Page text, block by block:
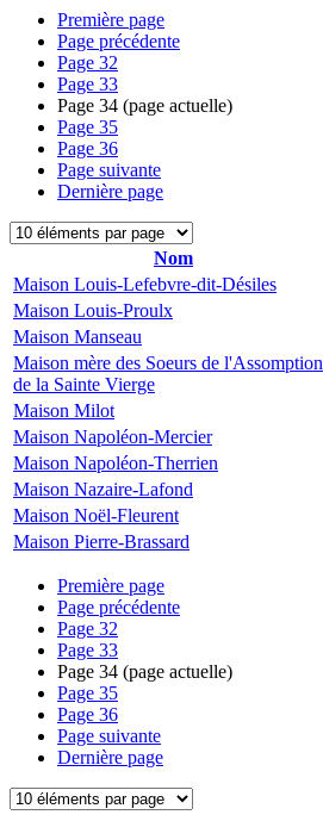
Première page
Page précédente
Page 32
Page 33
Page 34 (page actuelle)
Page 35
Page 36
Page suivante
Dernière page
Nom
Maison Louis-Lefebvre-dit-Désiles
Maison Louis-Proulx
Maison Manseau
Maison mère des Soeurs de l'Assomption
de la Sainte Vierge
Maison Milot
Maison Napoléon-Mercier
Maison Napoléon-Therrien
Maison Nazaire-Lafond
Maison Noël-Fleurent
Maison Pierre-Brassard
Première page
Page précédente
Page 32
Page 33
Page 34 (page actuelle)
Page 35
Page 36
Page suivante
Dernière page